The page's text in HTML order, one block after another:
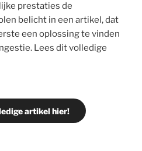
prestaties de
belicht in een artikel, dat
een oplossing te vinden
Lees dit volledige
artikel hier!